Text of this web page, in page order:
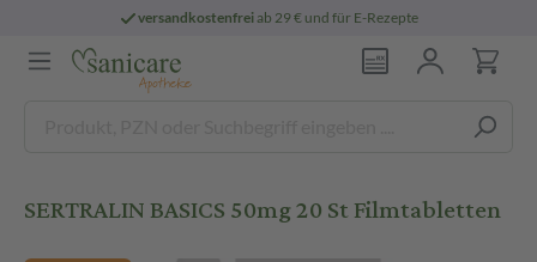
versandkostenfreiab 29 € und für E-Rezepte
SERTRALIN BASICS 50mg 20 St Filmtabletten